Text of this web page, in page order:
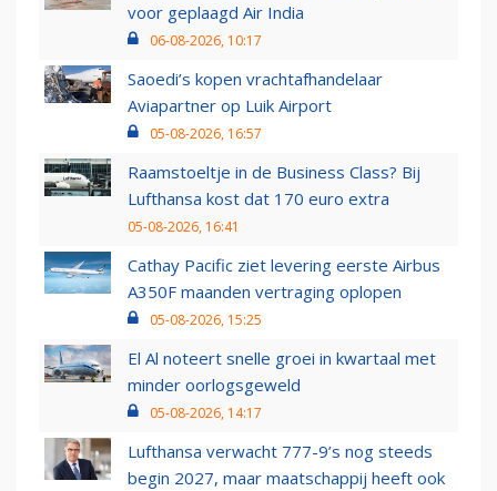
voor geplaagd Air India
06-08-2026, 10:17
Saoedi’s kopen vrachtafhandelaar
Aviapartner op Luik Airport
05-08-2026, 16:57
Raamstoeltje in de Business Class? Bij
Lufthansa kost dat 170 euro extra
05-08-2026, 16:41
Cathay Pacific ziet levering eerste Airbus
A350F maanden vertraging oplopen
05-08-2026, 15:25
El Al noteert snelle groei in kwartaal met
minder oorlogsgeweld
05-08-2026, 14:17
Lufthansa verwacht 777-9’s nog steeds
begin 2027, maar maatschappij heeft ook